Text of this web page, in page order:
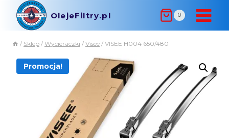
OlejeFiltry.pl 0
/ Sklep / Wycieraczki / Visee / VISEE H004 650/480
Promocja!